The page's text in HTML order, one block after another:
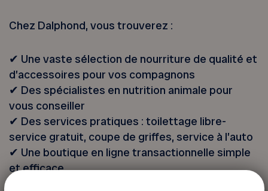
Chez Dalphond, vous trouverez :
✔︎ Une vaste sélection de nourriture de qualité et
d’accessoires pour vos compagnons
✔︎ Des spécialistes en nutrition animale pour
vous conseiller
✔︎ Des services pratiques : toilettage libre-
service gratuit, coupe de griffes, service à l’auto
✔︎ Une boutique en ligne transactionnelle simple
et efficace